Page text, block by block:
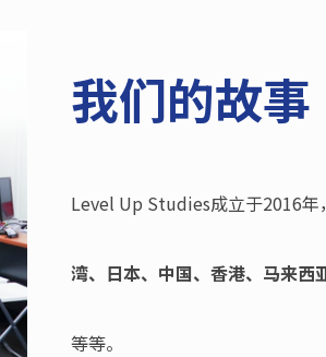
我们的故事
Level Up Studies成立于2016年
湾、日本、中国、香港、马来西
等等。